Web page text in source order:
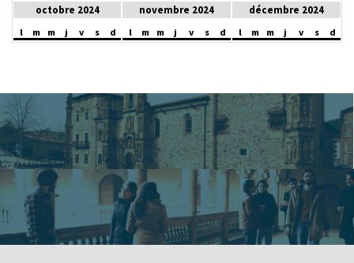
octobre 2024
l m m j v s d
novembre 2024
l m m j v s d
décembre 2024
l m m j v s d